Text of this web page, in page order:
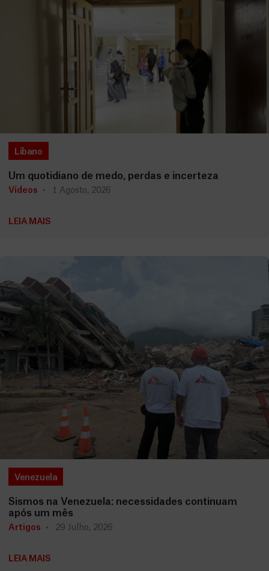
Líbano
Um quotidiano de medo, perdas e incerteza
Vídeos 1 Agosto, 2026
LEIA MAIS
Venezuela
Sismos na Venezuela: necessidades continuam
após um mês
Artigos 29 Julho, 2026
LEIA MAIS